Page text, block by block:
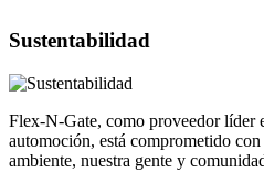
Sustentabilidad
Flex-N-Gate, como proveedor líder
automoción, está comprometido
ambiente, nuestra gente y